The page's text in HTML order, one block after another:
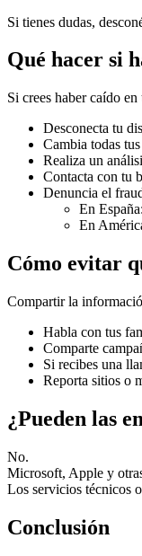
Si tienes dudas,
Qué hacer si
Si crees haber caído
Desconecta tu
Cambia todas
Realiza un
Contacta con tu
Denuncia el
En España:
En
Cómo evitar
Compartir la
Habla con tus
Comparte
Si recibes una
Reporta sitios o
¿Pueden las
No.
Microsoft, Apple y
Los servicios técnicos
Conclusión